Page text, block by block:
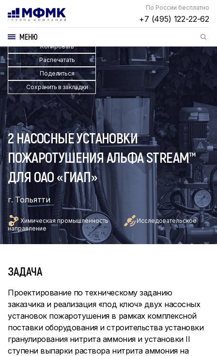
По России бесплатно
+7 (495) 122-22-62
МЕНЮ
Копировать
Распечатать
Поделиться
Сохранить в закладки
2 НАСОСНЫЕ УСТАНОВКИ
ПОЖАРОТУШЕНИЯ АЛЬФА STREAM™
ДЛЯ ОАО «ГИАП»
г. Тольятти
Химическая промышленность
Исследовательское
направление
ЗАДАЧА
Проектирование по техническому заданию
заказчика и реализация «под ключ» двух насосных
установок пожаротушения в рамках комплексной
поставки оборудования и строительства установки
гранулирования нитрита аммония и установки II
ступени выпарки раствора нитрита аммония на